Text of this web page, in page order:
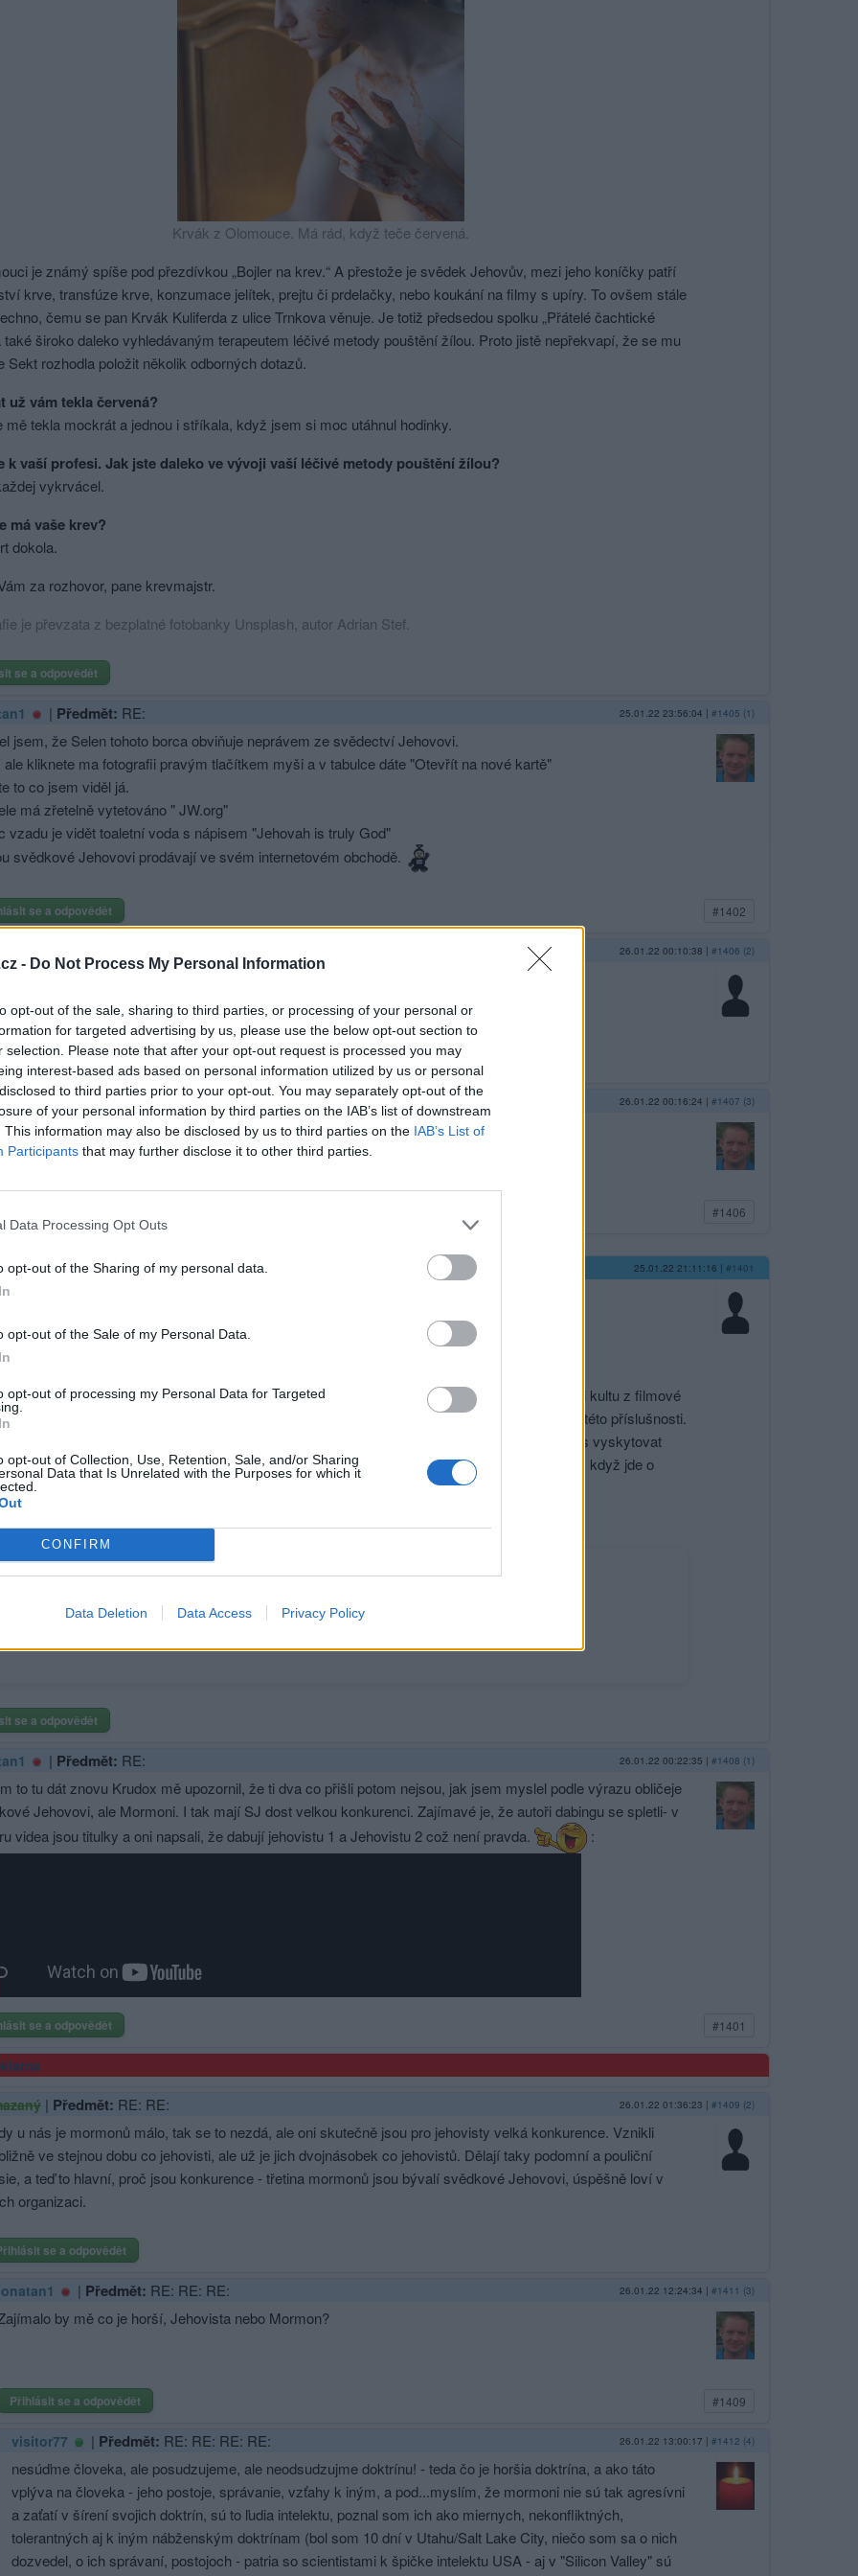
- Do Not Process My Personal Information
opt-out of the sale, sharing to third parties, or processing of your personal or
for targeted advertising by us, please use the below opt-out section to
selection. Please note that after your opt-out request is processed you may
interest-based ads based on personal information utilized by us or personal
to third parties prior to your opt-out. You may separately opt-out of the
of your personal information by third parties on the IAB’s list of downstream
This information may also be disclosed by us to third parties on the IAB’s List of
Participants that may further disclose it to other third parties.
Data Processing Opt Outs
opt-out of the Sharing of my personal data.
opt-out of the Sale of my Personal Data.
opt-out of processing my Personal Data for Targeted
opt-out of Collection, Use, Retention, Sale, and/or Sharing
Data that Is Unrelated with the Purposes for which it
CONFIRM
Data Deletion Data Access Privacy Policy
Krvák z Olomouce. Má rád, když teče červená.
je známý spíše pod přezdívkou „Bojler na krev.“ A přestože je svědek Jehovův, mezi jeho koníčky patří
krve, transfúze krve, konzumace jelítek, prejtu či prdelačky, nebo koukání na filmy s upíry. To ovšem stále
čemu se pan Krvák Kuliferda z ulice Trnkova věnuje. Je totiž předsedou spolku „Přátelé čachtické
také široko daleko vyhledávaným terapeutem léčivé metody pouštění žílou. Proto jistě nepřekvapí, že se mu
Sekt rozhodla položit několik odborných dotazů.
už vám tekla červená?
mě tekla mockrát a jednou i stříkala, když jsem si moc utáhnul hodinky.
k vaší profesi. Jak jste daleko ve vývoji vaší léčivé metody pouštění žílou?
vykrvácel.
má vaše krev?
dokola.
za rozhovor, pane krevmajstr.
je převzata z bezplatné fotobanky Unsplash, autor Adrian Stef.
se a odpovědět
| Předmět: RE: 25.01.22 23:56:04 | #1405 (1)
jsem, že Selen tohoto borca obviňuje neprávem ze svědectví Jehovovi.
ale kliknete ma fotografii pravým tlačítkem myši a v tabulce dáte "Otevřít na nové kartě"
to co jsem viděl já.
má zřetelně vytetováno " JW.org"
vzadu je vidět toaletní voda s nápisem "Jehovah is truly God"
svědkové Jehovovi prodávají ve svém internetovém obchodě.
se a odpovědět #1402
26.01.22 00:10:38 | #1406 (2)
jsem si, že to bude chyták, jak sis toho tak hned všimls?
se a odpovědět
|Předmět: RE: RE: RE: 26.01.22 00:16:24 | #1407 (3)
Máme oba detektivní schopnosti, které jsme tu, zvláště já, dostatečně prokázali,
svědcích Jehovových víme vše i to co se o nich píše v bulváru.
#1406
|Předmět: 25.01.22 21:11:16 | #1401
vyvolalo při Sčítání lidu již v roce 2011 uskupení Jedi, pojmenované podle spirituality či kultu z filmové
Wars. Před sčítáním tehdy proběhla na internetu recesistická kampaň na podporu napsání této příslušnosti.
se to spíše jako protestní hlas a odhadovalo se, že v dalším sčítání se už tento exces vyskytovat
Opak je však pravdou. Počet rytířů Jedi stoupl z 15 070 v roce 2011 na 21 023 v roce 2021. I když jde o
jsou pátá nejsilnější náboženská skupina v českých zemích.
info.dingir.cz/2022/01/dalsi-podrobnosti-o-nabozenstvi-v-lonskem-scitani-lidu/
se a odpovědět
| Předmět: RE: 26.01.22 00:22:35 | #1408 (1)
to tu dát znovu Krudox mě upozornil, že ti dva co přišli potom nejsou, jak jsem myslel podle výrazu obličeje
Jehovovi, ale Mormoni. I tak mají SJ dost velkou konkurenci. Zajímavé je, že autoři dabingu se spletli- v
videa jsou titulky a oni napsali, že dabují jehovistu 1 a Jehovistu 2 což není pravda.
:
se a odpovědět #1401
| Předmět: RE: RE: 26.01.22 01:36:23 | #1409 (2)
u nás je mormonů málo, tak se to nezdá, ale oni skutečně jsou pro jehovisty velká konkurence. Vznikli
ve stejnou dobu co jehovisti, ale už je jich dvojnásobek co jehovistů. Dělají taky podomní a pouliční
a teď to hlavní, proč jsou konkurence - třetina mormonů jsou bývalí svědkové Jehovovi, úspěšně loví v
organizaci.
se a odpovědět
| Předmět: RE: RE: RE: 26.01.22 12:24:34 | #1411 (3)
by mě co je horší, Jehovista nebo Mormon?
Přihlásit se a odpovědět #1409
visitor77 | Předmět: RE: RE: RE: RE: 26.01.22 13:00:17 | #1412 (4)
nesúďme človeka, ale posudzujeme, ale neodsudzujme doktrínu! - teda čo je horšia doktrína, a ako táto
vplýva na človeka - jeho postoje, správanie, vzťahy k iným, a pod...myslím, že mormoni nie sú tak agresívni
a zaťatí v šírení svojich doktrín, sú to ľudia intelektu, poznal som ich ako miernych, nekonfliktných,
tolerantných aj k iným nábženským doktrínam (bol som 10 dní v Utahu/Salt Lake City, niečo som sa o nich
dozvedel, o ich správaní, postojoch - patria so scientistami k špičke intelektu USA - aj v "Silicon Valley" sú